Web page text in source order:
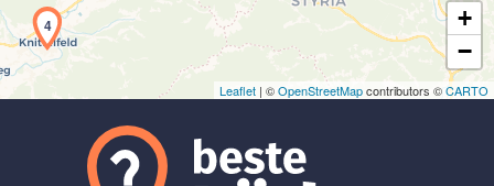
4
+
−
Leaflet | ©OpenStreetMapcontributors ©CARTO